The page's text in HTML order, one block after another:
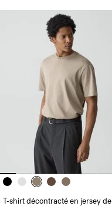
T-shirt décontracté en jersey de